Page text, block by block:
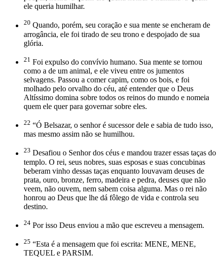
ele queria humilhar.
20 Quando, porém, seu coração e sua mente se encheram de
arrogância, ele foi tirado de seu trono e despojado de sua
glória.
21 Foi expulso do convívio humano. Sua mente se tornou
como a de um animal, e ele viveu entre os jumentos
selvagens. Passou a comer capim, como os bois, e foi
molhado pelo orvalho do céu, até entender que o Deus
Altíssimo domina sobre todos os reinos do mundo e nomeia
quem ele quer para governar sobre eles.
22 “Ó Belsazar, o senhor é sucessor dele e sabia de tudo isso,
mas mesmo assim não se humilhou.
23 Desafiou o Senhor dos céus e mandou trazer essas taças do
templo. O rei, seus nobres, suas esposas e suas concubinas
beberam vinho dessas taças enquanto louvavam deuses de
prata, ouro, bronze, ferro, madeira e pedra, deuses que não
veem, não ouvem, nem sabem coisa alguma. Mas o rei não
honrou ao Deus que lhe dá fôlego de vida e controla seu
destino.
24 Por isso Deus enviou a mão que escreveu a mensagem.
25 “Esta é a mensagem que foi escrita: MENE, MENE,
TEQUEL e PARSIM.